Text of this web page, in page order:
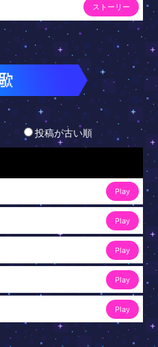
ストーリー
投稿が古い順
Play
Play
Play
Play
Play